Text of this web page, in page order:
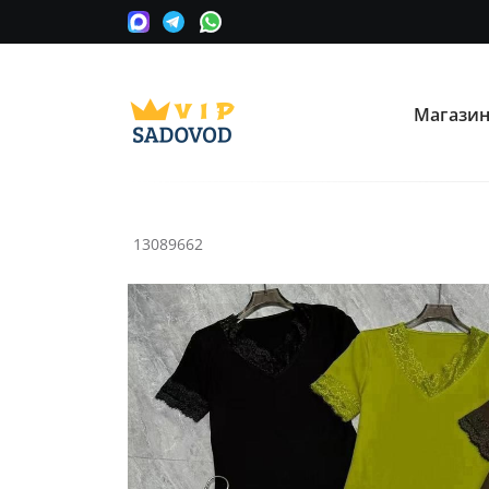
О нас
Информация
Условия покупки
Как сделать заказ
Рассчитать доставку
Доставка и возврат
Магазин
13089662